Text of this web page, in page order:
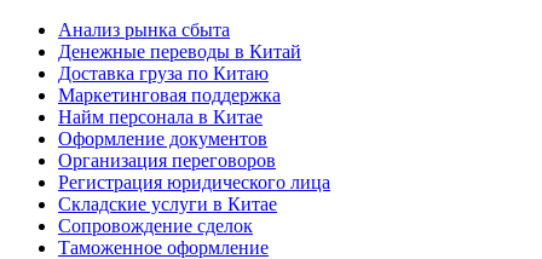
Анализ рынка сбыта
Денежные переводы в Китай
Доставка груза по Китаю
Маркетинговая поддержка
Найм персонала в Китае
Оформление документов
Организация переговоров
Регистрация юридического лица
Складские услуги в Китае
Сопровождение сделок
Таможенное оформление